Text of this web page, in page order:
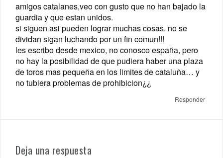
amigos catalanes,veo con gusto que no han bajado la
guardia y que estan unidos.
si siguen asi pueden lograr muchas cosas. no se
dividan sigan luchando por un fin comun!!!
les escribo desde mexico, no conosco españa, pero
no hay la posibilidad de que pudiera haber una plaza
de toros mas pequeña en los limites de cataluña… y
no tubiera problemas de prohibicion¿¿
Responder
Deja una respuesta